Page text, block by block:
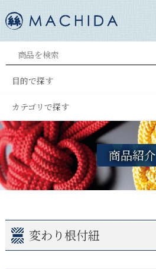
目的で探す
カテゴリで探す
商品紹介
変わり根付紐